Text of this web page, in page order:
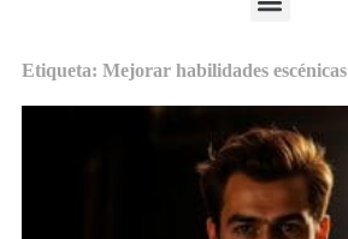
Etiqueta: Mejorar habilidades escénicas